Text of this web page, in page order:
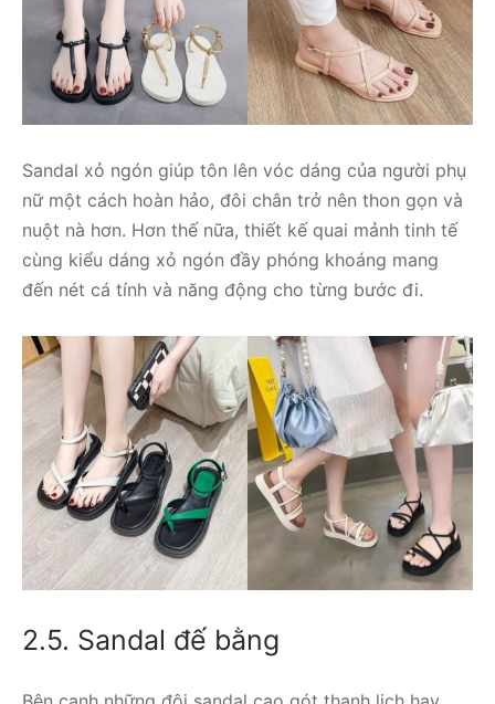
Sandal xỏ ngón giúp tôn lên vóc dáng của người phụ
nữ một cách hoàn hảo, đôi chân trở nên thon gọn và
nuột nà hơn. Hơn thế nữa, thiết kế quai mảnh tinh tế
cùng kiểu dáng xỏ ngón đầy phóng khoáng mang
đến nét cá tính và năng động cho từng bước đi.
2.5. Sandal đế bằng